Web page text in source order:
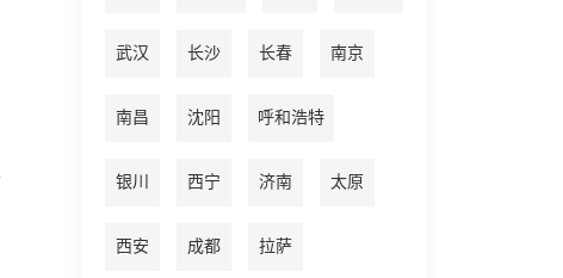
武汉 长沙 长春 南京
南昌 沈阳 呼和浩特
银川 西宁 济南 太原
西安 成都 拉萨